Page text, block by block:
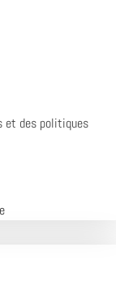
et des politiques